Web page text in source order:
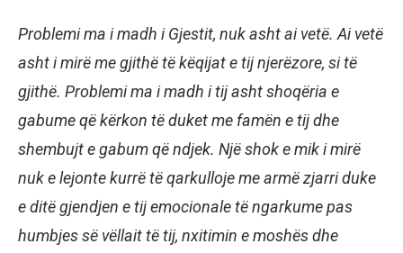
Problemi ma i madh i Gjestit, nuk asht ai vetë. Ai vetë
asht i mirë me gjithë të këqijat e tij njerëzore, si të
gjithë. Problemi ma i madh i tij asht shoqëria e
gabume që kërkon të duket me famën e tij dhe
shembujt e gabum që ndjek. Një shok e mik i mirë
nuk e lejonte kurrë të qarkulloje me armë zjarri duke
e ditë gjendjen e tij emocionale të ngarkume pas
humbjes së vëllait të tij, nxitimin e moshës dhe